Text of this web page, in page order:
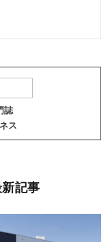
誌
ス
記事